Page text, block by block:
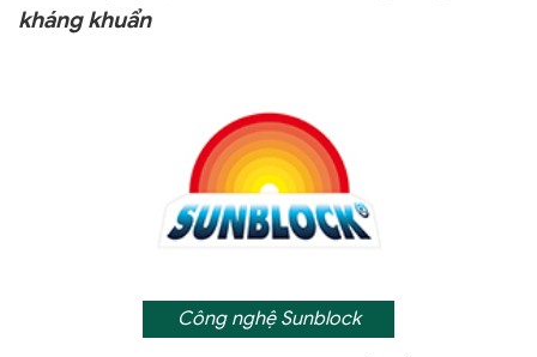
kháng khuẩn
Công nghệ Sunblock